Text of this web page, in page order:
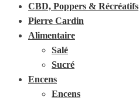
CBD, Poppers & Récréatifs
Pierre Cardin
Alimentaire
Salé
Sucré
Encens
Encens